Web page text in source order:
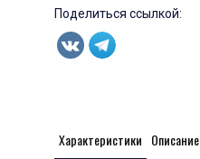
Поделиться ссылкой:
Характеристики Описание